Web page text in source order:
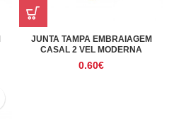
JUNTA TAMPA EMBRAIAGEM
CASAL 2 VEL MODERNA
0.60€